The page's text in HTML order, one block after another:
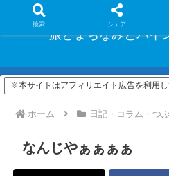
旅とまちなみとパイ
※本サイトはアフィリエイト広告を利用
ホーム 日記・コラム・つ
なんじやぁぁぁぁ
検索 シェア